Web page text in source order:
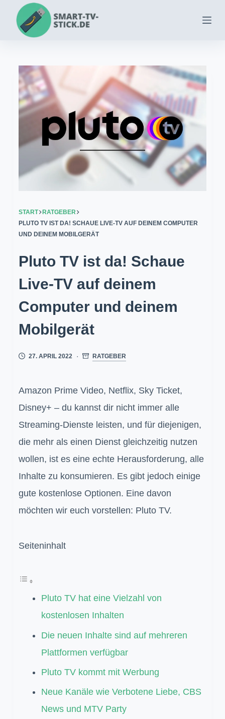
Inhalt
START
RATGEBER
PLUTO TV IST DA! SCHAUE LIVE-TV AUF DEINEM COMPUTER
UND DEINEM MOBILGERÄT
Pluto TV ist da! Schaue
Live-TV auf deinem
Computer und deinem
Mobilgerät
27. APRIL 2022 RATGEBER
Amazon Prime Video, Netflix, Sky Ticket,
Disney+ – du kannst dir nicht immer alle
Streaming-Dienste leisten, und für diejenigen,
die mehr als einen Dienst gleichzeitig nutzen
wollen, ist es eine echte Herausforderung, alle
Inhalte zu konsumieren. Es gibt jedoch einige
gute kostenlose Optionen. Eine davon
möchten wir euch vorstellen: Pluto TV.
Seiteninhalt
Pluto TV hat eine Vielzahl von
kostenlosen Inhalten
Die neuen Inhalte sind auf mehreren
Plattformen verfügbar
Pluto TV kommt mit Werbung
Neue Kanäle wie Verbotene Liebe, CBS
News und MTV Party